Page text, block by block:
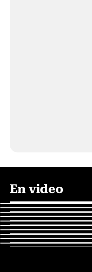
En video